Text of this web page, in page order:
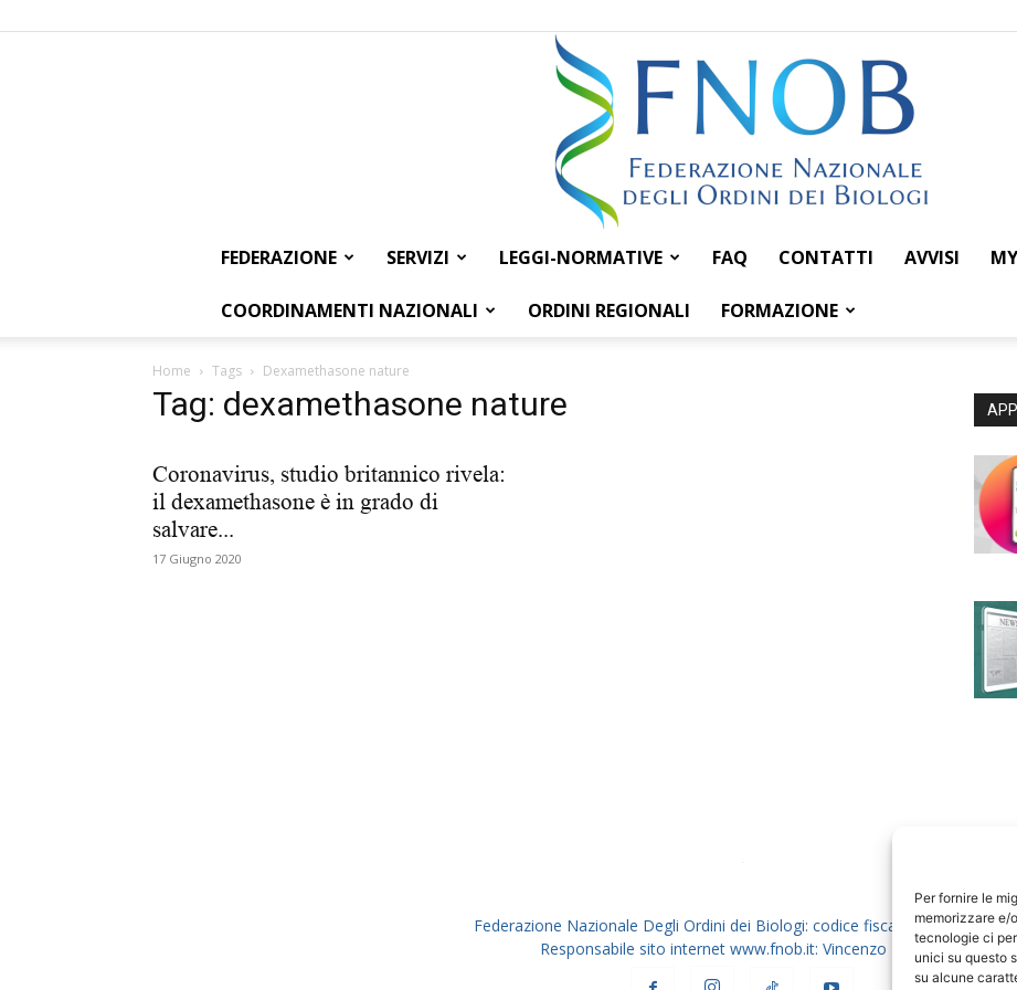
Per fornire le
memorizzare e/
tecnologie ci
unici su questo
su alcune
Federazione
FEDERAZIONE SERVIZI LEGGI-NORMATIVE FAQ CONTATTI AVVISI
COORDINAMENTI NAZIONALI ORDINI REGIONALI FORMAZIONE
Home Tags Dexamethasone nature
Tag: dexamethasone nature
Coronavirus, studio britannico rivela:
il dexamethasone è in grado di
salvare...
17 Giugno 2020
Federazione Nazionale Degli Ordini dei Biologi: codice fiscale 80069130583
Responsabile sito internet www.fnob.it: Vincenzo D'Anna